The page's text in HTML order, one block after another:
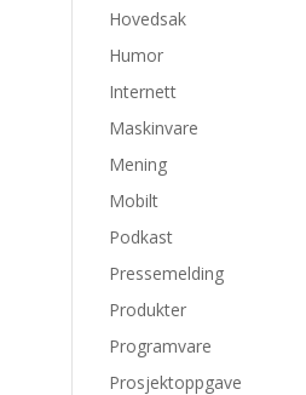
Hovedsak
Humor
Internett
Maskinvare
Mening
Mobilt
Podkast
Pressemelding
Produkter
Programvare
Prosjektoppgave